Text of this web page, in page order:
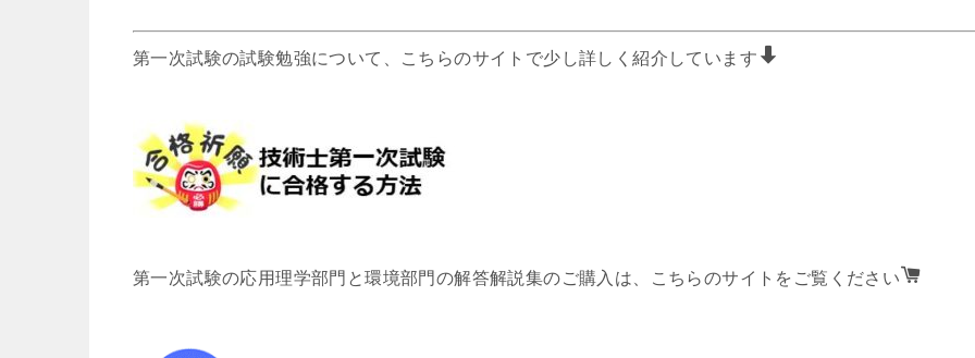
第一次試験の試験勉強について、こちらのサイトで少し詳しく紹介しています
第一次試験の応用理学部門と環境部門の解答解説集のご購入は、こちらのサイトをご覧ください